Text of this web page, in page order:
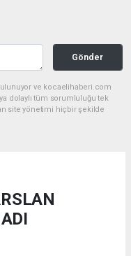
Gönder
ve kocaelihaberi.com
dolaylı tüm sorumluluğu tek
site yönetimi hiçbir şekilde